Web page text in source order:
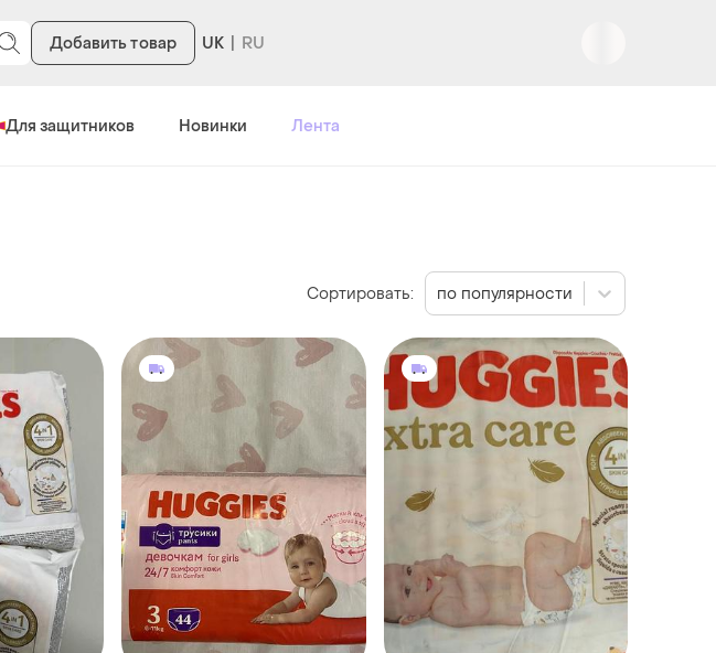
Добавить товар UK
Для защитников Новинки Лента
Сортировать: по популярности